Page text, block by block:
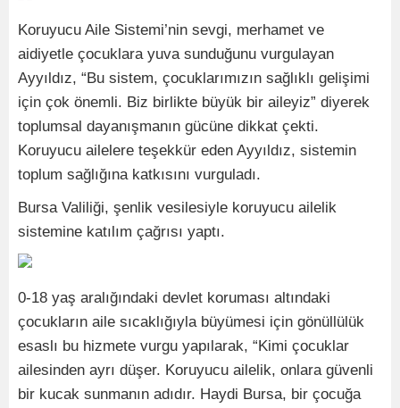
Koruyucu Aile Sistemi’nin sevgi, merhamet ve
aidiyetle çocuklara yuva sunduğunu vurgulayan
Ayyıldız, “Bu sistem, çocuklarımızın sağlıklı gelişimi
için çok önemli. Biz birlikte büyük bir aileyiz” diyerek
toplumsal dayanışmanın gücüne dikkat çekti.
Koruyucu ailelere teşekkür eden Ayyıldız, sistemin
toplum sağlığına katkısını vurguladı.
Bursa Valiliği, şenlik vesilesiyle koruyucu ailelik
sistemine katılım çağrısı yaptı.
0-18 yaş aralığındaki devlet koruması altındaki
çocukların aile sıcaklığıyla büyümesi için gönüllülük
esaslı bu hizmete vurgu yapılarak, “Kimi çocuklar
ailesinden ayrı düşer. Koruyucu ailelik, onlara güvenli
bir kucak sunmanın adıdır. Haydi Bursa, bir çocuğa